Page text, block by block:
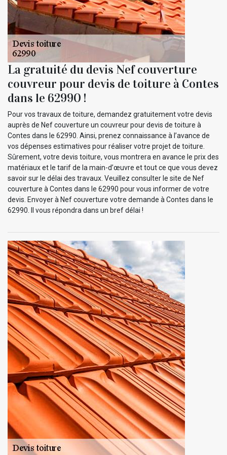
La gratuité du devis Nef couverture
couvreur pour devis de toiture à Contes
dans le 62990 !
Pour vos travaux de toiture, demandez gratuitement votre devis
auprès de Nef couverture un couvreur pour devis de toiture à
Contes dans le 62990. Ainsi, prenez connaissance à l’avance de
vos dépenses estimatives pour réaliser votre projet de toiture.
Sûrement, votre devis toiture, vous montrera en avance le prix des
matériaux et le tarif de la main-d’œuvre et tout ce que vous devez
savoir sur le délai des travaux. Veuillez consulter le site de Nef
couverture à Contes dans le 62990 pour vous informer de votre
devis. Envoyer à Nef couverture votre demande à Contes dans le
62990. Il vous répondra dans un bref délai !